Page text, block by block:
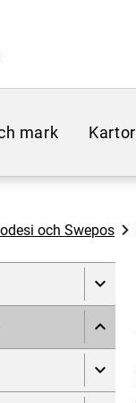
mark Kartor
och Swepos